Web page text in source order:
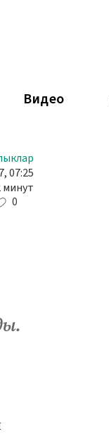
Видео
07:25
минут
0